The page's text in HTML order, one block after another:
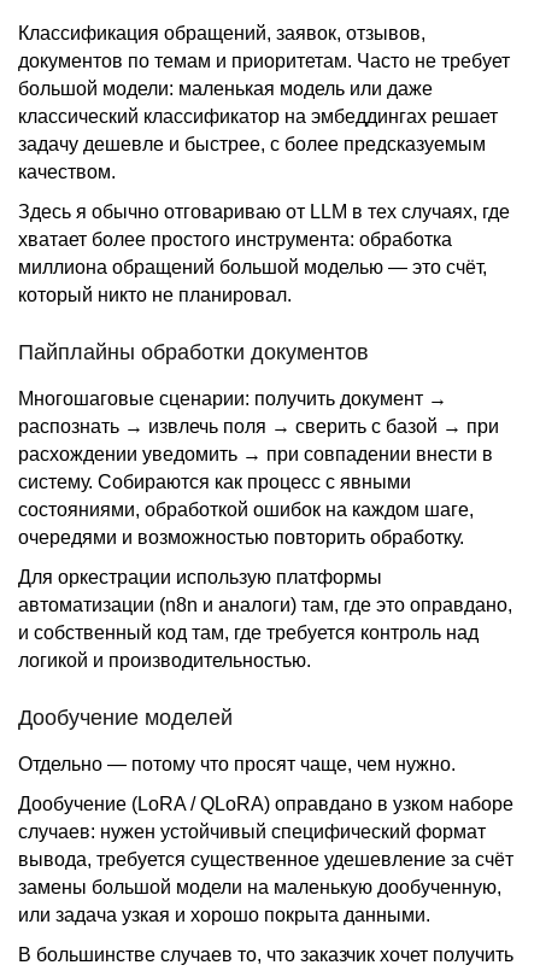
Классификация обращений, заявок, отзывов,
документов по темам и приоритетам. Часто не требует
большой модели: маленькая модель или даже
классический классификатор на эмбеддингах решает
задачу дешевле и быстрее, с более предсказуемым
качеством.
Здесь я обычно отговариваю от LLM в тех случаях, где
хватает более простого инструмента: обработка
миллиона обращений большой моделью — это счёт,
который никто не планировал.
Пайплайны обработки документов
Многошаговые сценарии: получить документ →
распознать → извлечь поля → сверить с базой → при
расхождении уведомить → при совпадении внести в
систему. Собираются как процесс с явными
состояниями, обработкой ошибок на каждом шаге,
очередями и возможностью повторить обработку.
Для оркестрации использую платформы
автоматизации (n8n и аналоги) там, где это оправдано,
и собственный код там, где требуется контроль над
логикой и производительностью.
Дообучение моделей
Отдельно — потому что просят чаще, чем нужно.
Дообучение (LoRA / QLoRA) оправдано в узком наборе
случаев: нужен устойчивый специфический формат
вывода, требуется существенное удешевление за счёт
замены большой модели на маленькую дообученную,
или задача узкая и хорошо покрыта данными.
В большинстве случаев то, что заказчик хочет получить